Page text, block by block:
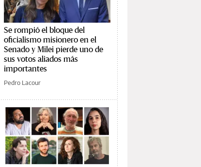
Se rompió el bloque del
oficialismo misionero en el
Senado y Milei pierde uno de
sus votos aliados más
importantes
Pedro Lacour